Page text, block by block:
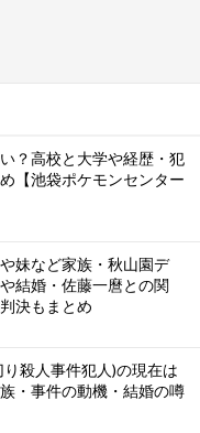
？高校と大学や経歴・犯
【池袋ポケモンセンター
妹など家族・秋山園デ
結婚・佐藤一麿との関
決もまとめ
殺人事件犯人)の現在は
・事件の動機・結婚の噂